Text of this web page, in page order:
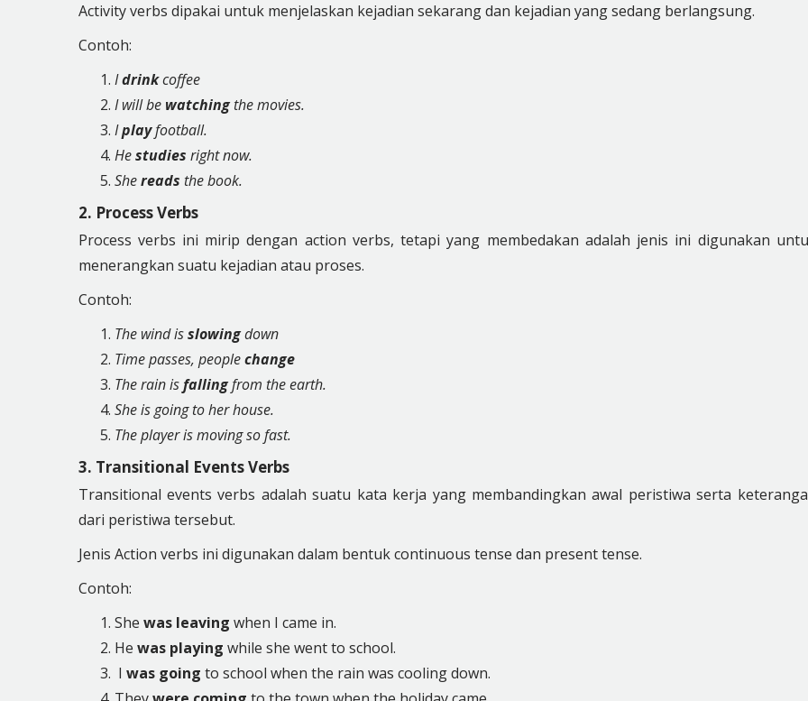
Activity verbs dipakai untuk menjelaskan kejadian sekarang dan kejadian yang sedang berlangsung.
Contoh:
Idrinkcoffee
I will be watchingthe movies.
Iplayfootball.
Hestudies right now.
Shereads the book.
2. Process Verbs
Process verbs ini mirip dengan action verbs, tetapi yang membedakan adalah jenis ini digunakan
menerangkan suatu kejadian atau proses.
Contoh:
The wind isslowingdown
Time passes, peoplechange
The rain isfallingfrom the earth.
She is going to her house.
The player is moving so fast.
3. Transitional Events Verbs
Transitional events verbs adalah suatu kata kerja yang membandingkan awal peristiwa serta
dari peristiwa tersebut.
Jenis Action verbs ini digunakan dalam bentuk continuous tense dan present tense.
Contoh:
She was leaving when I came in.
He was playing while she went to school.
I was going to school when the rain was cooling down.